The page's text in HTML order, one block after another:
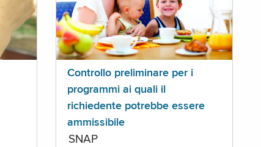
Controllo preliminare per i
programmi ai quali il
richiedente potrebbe essere
ammissibile
SNAP